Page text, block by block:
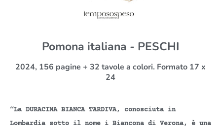
Pomona italiana - PESCHI
2024, 156 pagine + 32 tavole a colori. Formato 17 x
24
“La DURACINA BIANCA TARDIVA, conosciuta in
Lombardia sotto il nome i Biancona di Verona, è una